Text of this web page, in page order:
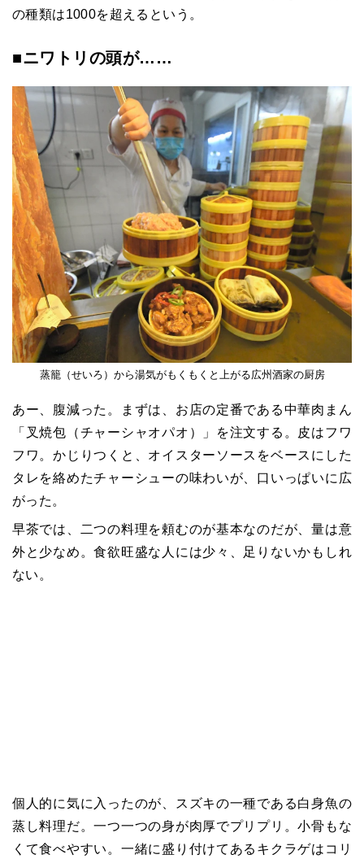
の種類は1000を超えるという。
■ニワトリの頭が……
蒸籠（せいろ）から湯気がもくもくと上がる広州酒家の厨房
あー、腹減った。まずは、お店の定番である中華肉まん
「叉焼包（チャーシャオパオ）」を注文する。皮はフワ
フワ。かじりつくと、オイスターソースをベースにした
タレを絡めたチャーシューの味わいが、口いっぱいに広
がった。
早茶では、二つの料理を頼むのが基本なのだが、量は意
外と少なめ。食欲旺盛な人には少々、足りないかもしれ
ない。
個人的に気に入ったのが、スズキの一種である白身魚の
蒸し料理だ。一つ一つの身が肉厚でプリプリ。小骨もな
くて食べやすい。一緒に盛り付けてあるキクラゲはコリ